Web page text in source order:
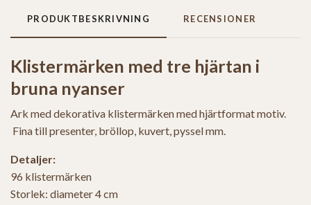
PRODUKTBESKRIVNING RECENSIONER
Klistermärken med tre hjärtan i
bruna nyanser
Ark med dekorativa klistermärken med hjärtformat motiv.
Fina till presenter, bröllop, kuvert, pyssel mm.
Detaljer:
96 klistermärken
Storlek: diameter 4 cm